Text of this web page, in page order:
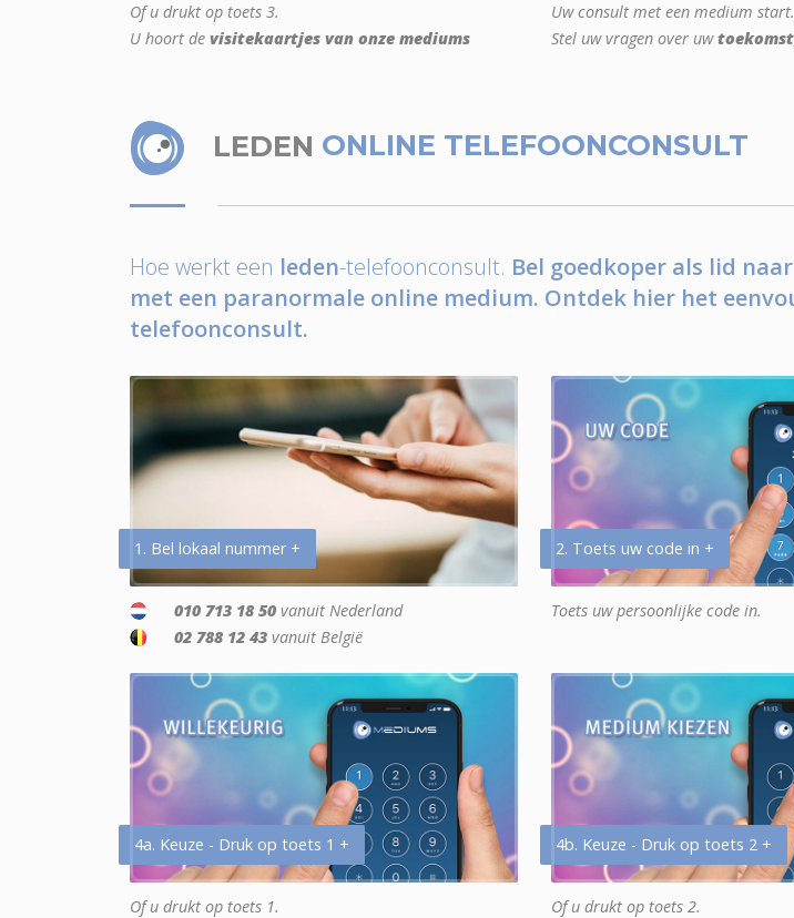
Of u drukt op toets 3.
U hoort de visitekaartjes van onze mediums
Uw consult met een medium start.
Stel uw vragen over uw
LEDEN ONLINE TELEFOONCONSULT
Hoe werkt een leden-telefoonconsult. Bel goedkoper als lid
met een paranormale online medium. Ontdek hier het
telefoonconsult.
1. Bel lokaal nummer +
010 713 18 50 vanuit Nederland
02 788 12 43 vanuit België
2. Toets uw code in +
Toets uw persoonlijke code in.
4a. Keuze - Druk op toets 1 +
Of u drukt op toets 1.
4b. Keuze - Druk op toets 2 +
Of u drukt op toets 2.